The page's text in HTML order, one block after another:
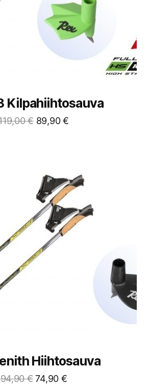
Kilpahiihtosauva
€ 89,90€
Hiihtosauva
94,90€ 74,90 €